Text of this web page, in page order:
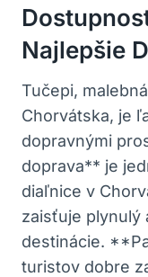
Najlepšie
Tučepi,
Chorvátska, je
dopravnými
doprava** je
diaľnice v
zaisťuje plynulý
destinácie.
turistov dobre